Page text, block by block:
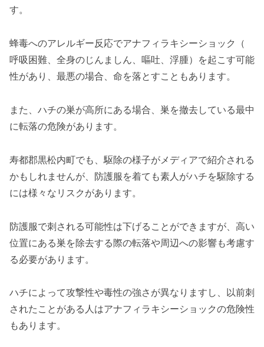
す。
蜂毒へのアレルギー反応でアナフィラキシーショック（
呼吸困難、全身のじんましん、嘔吐、浮腫）を起こす可能
性があり、最悪の場合、命を落とすこともあります。
また、ハチの巣が高所にある場合、巣を撤去している最中
に転落の危険があります。
寿都郡黒松内町でも、駆除の様子がメディアで紹介される
かもしれませんが、防護服を着ても素人がハチを駆除する
には様々なリスクがあります。
防護服で刺される可能性は下げることができますが、高い
位置にある巣を除去する際の転落や周辺への影響も考慮す
る必要があります。
ハチによって攻撃性や毒性の強さが異なりますし、以前刺
されたことがある人はアナフィラキシーショックの危険性
もあります。